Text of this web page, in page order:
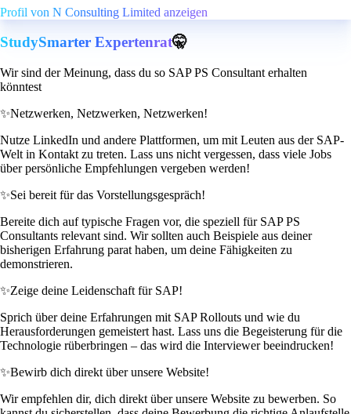
Profil von N Consulting Limited anzeigen
StudySmarter Expertenrat🤫
Wir sind der Meinung, dass du so SAP PS Consultant erhalten
könntest
✨Netzwerken, Netzwerken, Netzwerken!
Nutze LinkedIn und andere Plattformen, um mit Leuten aus der SAP-
Welt in Kontakt zu treten. Lass uns nicht vergessen, dass viele Jobs
über persönliche Empfehlungen vergeben werden!
✨Sei bereit für das Vorstellungsgespräch!
Bereite dich auf typische Fragen vor, die speziell für SAP PS
Consultants relevant sind. Wir sollten auch Beispiele aus deiner
bisherigen Erfahrung parat haben, um deine Fähigkeiten zu
demonstrieren.
✨Zeige deine Leidenschaft für SAP!
Sprich über deine Erfahrungen mit SAP Rollouts und wie du
Herausforderungen gemeistert hast. Lass uns die Begeisterung für die
Technologie rüberbringen – das wird die Interviewer beeindrucken!
✨Bewirb dich direkt über unsere Website!
Wir empfehlen dir, dich direkt über unsere Website zu bewerben. So